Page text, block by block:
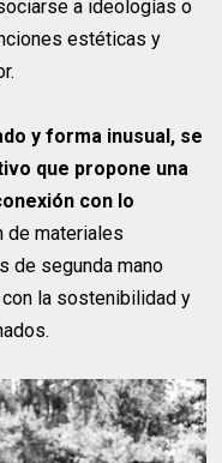
a ideologías o
estéticas y
y forma inusual, se
que propone una
con lo
de materiales
de segunda mano
la sostenibilidad y